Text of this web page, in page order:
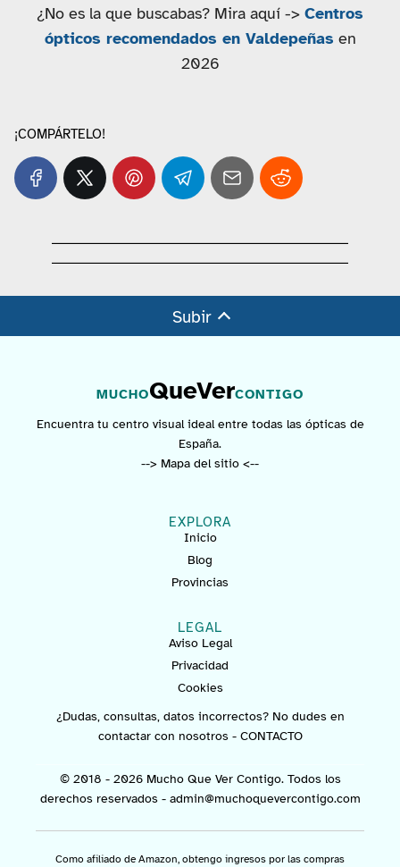
¿No es la que buscabas? Mira aquí -> Centros
ópticos recomendados en Valdepeñas en
2026
¡COMPÁRTELO!
Subir
MUCHOQueVerCONTIGO
Encuentra tu centro visual ideal entre todas las ópticas de
España.
--> Mapa del sitio <--
EXPLORA
Inicio
Blog
Provincias
LEGAL
Aviso Legal
Privacidad
Cookies
¿Dudas, consultas, datos incorrectos? No dudes en
contactar con nosotros - CONTACTO
© 2018 - 2026 Mucho Que Ver Contigo. Todos los
derechos reservados - admin@muchoquevercontigo.com
Como afiliado de Amazon, obtengo ingresos por las compras